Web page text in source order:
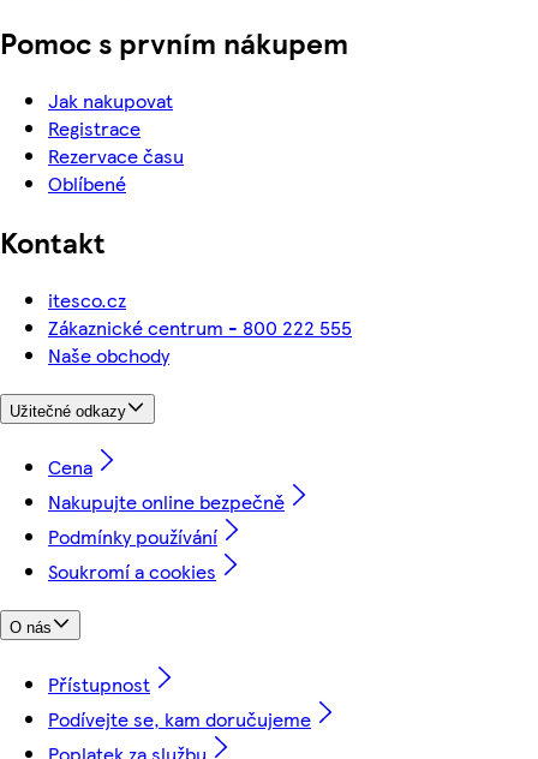
Pomoc s prvním nákupem
Jak nakupovat
Registrace
Rezervace času
Oblíbené
Kontakt
itesco.cz
Zákaznické centrum - 800 222 555
Naše obchody
Užitečné odkazy
Cena
Nakupujte online bezpečně
Podmínky používání
Soukromí a cookies
O nás
Přístupnost
Podívejte se, kam doručujeme